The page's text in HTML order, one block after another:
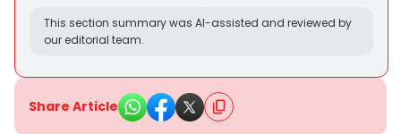
This section summary was AI-assisted and reviewed by
our editorial team.
Share Article